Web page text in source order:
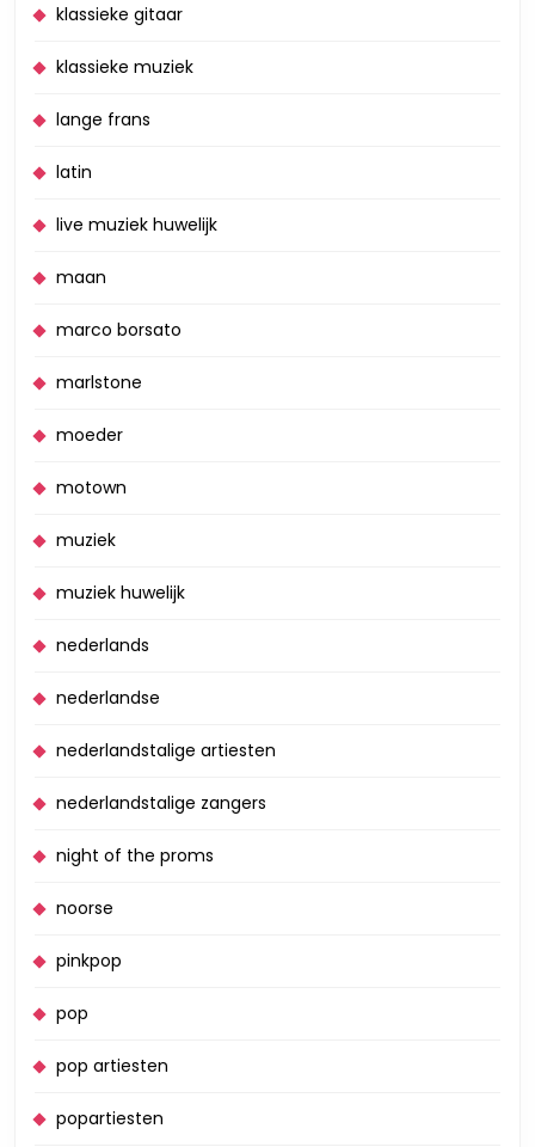
klassieke gitaar
klassieke muziek
lange frans
latin
live muziek huwelijk
maan
marco borsato
marlstone
moeder
motown
muziek
muziek huwelijk
nederlands
nederlandse
nederlandstalige artiesten
nederlandstalige zangers
night of the proms
noorse
pinkpop
pop
pop artiesten
popartiesten